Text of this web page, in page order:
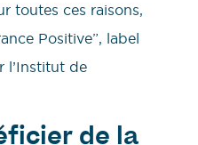
toutes ces raisons,
Positive”, label
l’Institut de
de la